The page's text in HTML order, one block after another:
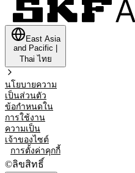
East Asia
and Pacific
Thai ไทย
นโยบายความ
เป็นส่วนตัว
ข้อกำหนดใน
การใช้งาน
ความเป็น
เจ้าของไซต์
การตั้งค่าคุกกี้
©ลิขสิทธิ์